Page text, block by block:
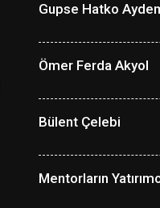
Gupse Hatko
Ömer Ferda Akyol
Bülent Çelebi
Mentorların